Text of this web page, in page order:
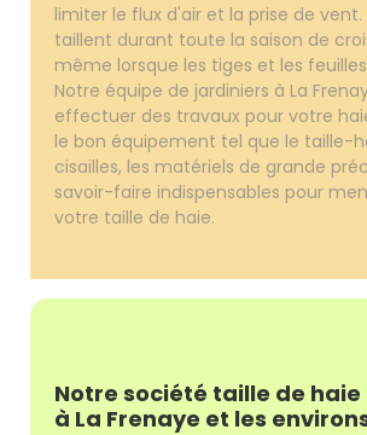
limiter le flux d'air et la prise de vent.
taillent durant toute la saison de
même lorsque les tiges et les
Notre équipe de jardiniers à La
effectuer des travaux pour votre
le bon équipement tel que le taille-
cisailles, les matériels de grande
savoir-faire indispensables pour
votre taille de haie.
Notre société taille de
à La Frenaye et les